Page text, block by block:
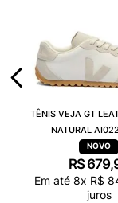
TÊNIS VEJA GT
NATURAL
R$ 679,
Em até 8x R$
juros